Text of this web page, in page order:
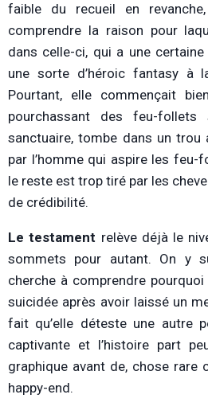
faible du recueil en
comprendre la raison pour
dans celle-ci, qui a une
une sorte d’héroic fantasy à
Pourtant, elle commençait
pourchassant des feu-
sanctuaire, tombe dans un trou
par l’homme qui aspire les feu-
le reste est trop tiré par les
de crédibilité.
Le testament relève déjà le
sommets pour autant. On y
cherche à comprendre
suicidée après avoir laissé un
fait qu’elle déteste une autre
captivante et l’histoire part
graphique avant de, chose rare
happy-end.